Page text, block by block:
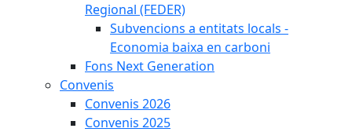
Regional (FEDER)
Subvencions a entitats locals -
Economia baixa en carboni
Fons Next Generation
Convenis
Convenis 2026
Convenis 2025